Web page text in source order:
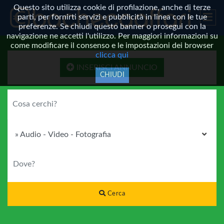
Questo sito utilizza cookie di profilazione, anche di terze
parti, per fornirti servizi e pubblicità in linea con le tue
preferenze. Se chiudi questo banner o prosegui con la
navigazione ne accetti l'utilizzo. Per maggiori informazioni su
come modificare il consenso e le impostazioni dei browser
clicca qui
CHIUDI
INSERISCI ANNUNCIO
Cerca